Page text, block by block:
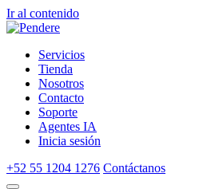
Ir al contenido
Servicios
Tienda
Nosotros
Contacto
Soporte
Agentes IA
Inicia sesión
+52 55 1204 1276 Contáctanos